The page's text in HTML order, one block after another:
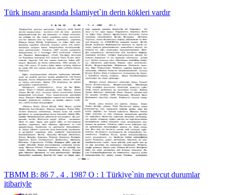
Türk insanı arasında İslamiyet`in derin kökleri vardır
TBMM B: 86 7 . 4 . 1987 O : 1 Türkiye`nin mevcut durumlar
itibariyle